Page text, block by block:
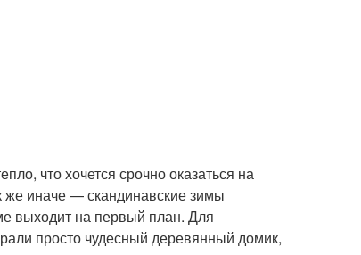
что хочется срочно оказаться на
иначе — скандинавские зимы
выходит на первый план. Для
просто чудесный деревянный домик,